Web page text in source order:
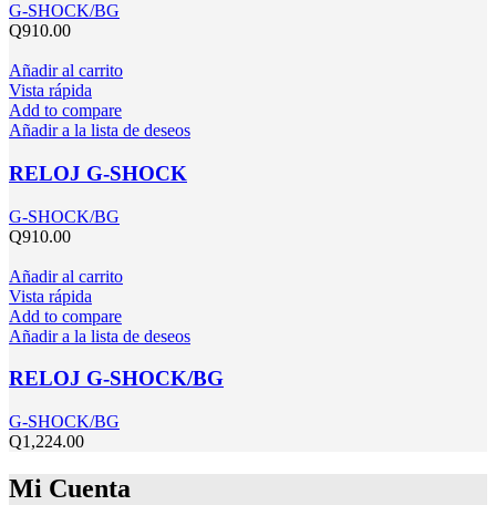
G-SHOCK/BG
Q910.00
Añadir al carrito
Vista rápida
Add to compare
Añadir a la lista de deseos
RELOJ G-SHOCK
G-SHOCK/BG
Q910.00
Añadir al carrito
Vista rápida
Add to compare
Añadir a la lista de deseos
RELOJ G-SHOCK/BG
G-SHOCK/BG
Q1,224.00
Mi Cuenta